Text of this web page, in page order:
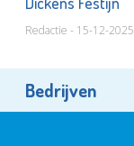
Redactie - 15-12-2025
Bedrijven